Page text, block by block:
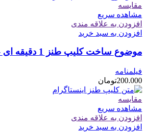
مقایسه
مشاهده سریع
افزودن به علاقه مندی
افزودن به سبد خرید
موضوع ساخت کلیپ طنز 1 دقیقه ای – کد 341
فیلمنامه
200.000تومان
مقایسه
مشاهده سریع
افزودن به علاقه مندی
افزودن به سبد خرید